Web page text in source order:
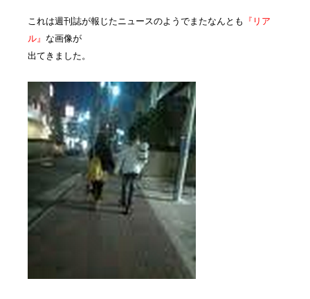
これは週刊誌が報じたニュースのようでまたなんとも
『リア
ル』 な画像が
出てきました。